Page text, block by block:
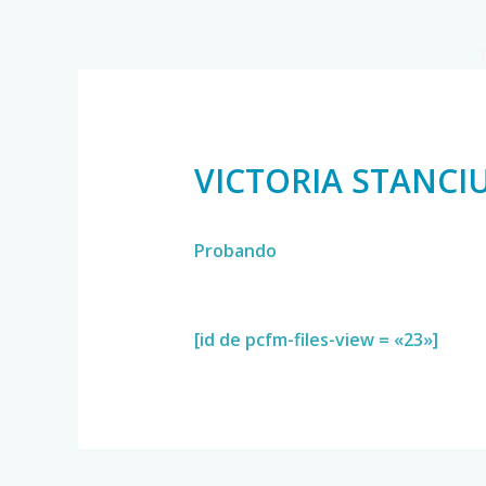
VICTORIA
Probando
[id de pcfm-files-view = «23»]